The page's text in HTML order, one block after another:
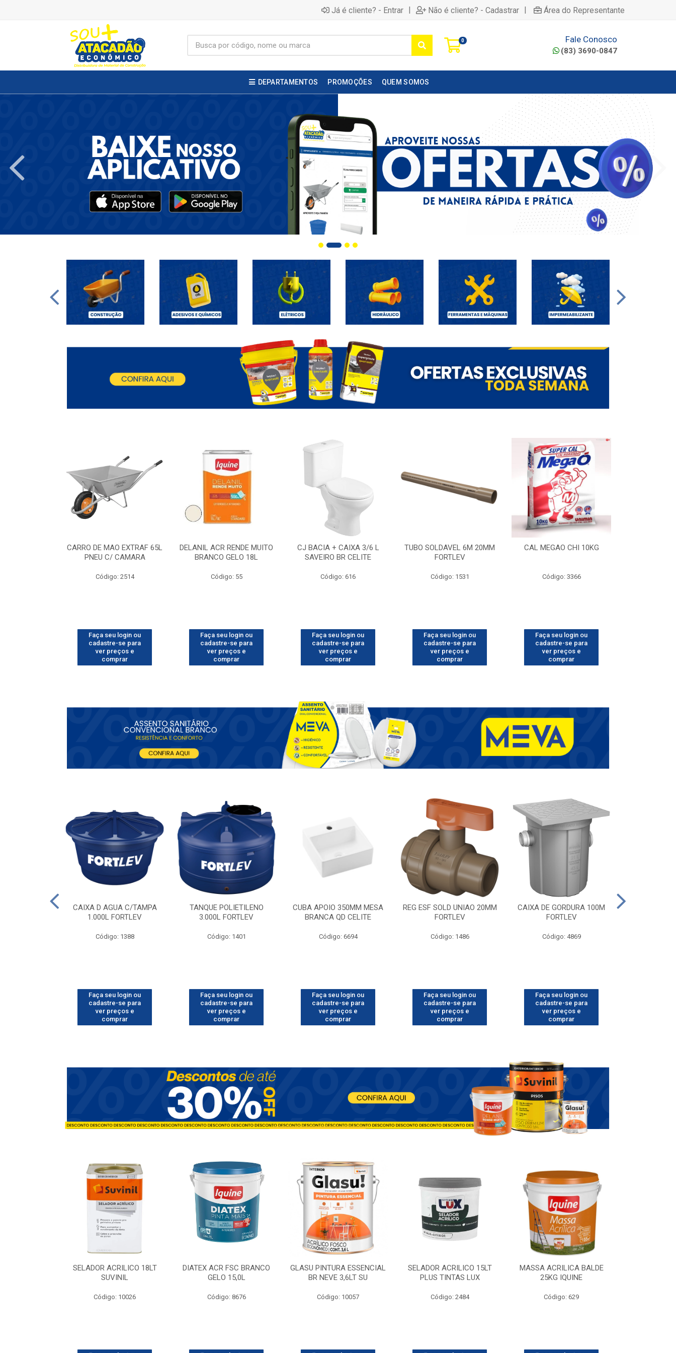
Já é cliente? - Entrar | Não é cliente? - Cadastrar | Área do Representante
0 Fale Conosco
(83) 3690-0847
DEPARTAMENTOS PROMOÇÕES QUEM SOMOS
CARRO DE MAO EXTRAF 65L
PNEU C/ CAMARA
Código: 2514
Faça seu login ou
cadastre-se para
ver preços e
comprar
DELANIL ACR RENDE MUITO
BRANCO GELO 18L
Código: 55
Faça seu login ou
cadastre-se para
ver preços e
comprar
CJ BACIA + CAIXA 3/6 L
SAVEIRO BR CELITE
Código: 616
Faça seu login ou
cadastre-se para
ver preços e
comprar
TUBO SOLDAVEL 6M 20MM
FORTLEV
Código: 1531
Faça seu login ou
cadastre-se para
ver preços e
comprar
CAL MEGAO CHI 10KG
Código: 3366
Faça seu login ou
cadastre-se para
ver preços e
comprar
CAIXA D AGUA C/TAMPA
1.000L FORTLEV
Código: 1388
Faça seu login ou
cadastre-se para
ver preços e
comprar
TANQUE POLIETILENO
3.000L FORTLEV
Código: 1401
Faça seu login ou
cadastre-se para
ver preços e
comprar
CUBA APOIO 350MM MESA
BRANCA QD CELITE
Código: 6694
Faça seu login ou
cadastre-se para
ver preços e
comprar
REG ESF SOLD UNIAO 20MM
FORTLEV
Código: 1486
Faça seu login ou
cadastre-se para
ver preços e
comprar
CAIXA DE GORDURA 100M
FORTLEV
Código: 4869
Faça seu login ou
cadastre-se para
ver preços e
comprar
SELADOR ACRILICO 18LT
SUVINIL
Código: 10026
DIATEX ACR FSC BRANCO
GELO 15,0L
Código: 8676
GLASU PINTURA ESSENCIAL
BR NEVE 3,6LT SU
Código: 10057
SELADOR ACRILICO 15LT
PLUS TINTAS LUX
Código: 2484
MASSA ACRILICA BALDE
25KG IQUINE
Código: 629